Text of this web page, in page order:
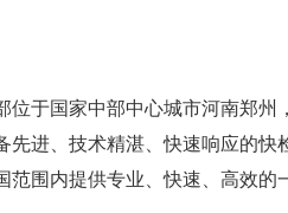
位于国家中部中心城市河南郑
进、技术精湛、快速响应的快
围内提供专业、快速、高效的